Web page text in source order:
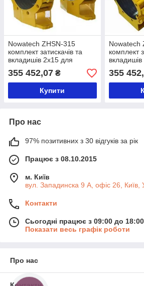
Nowatech ZHSN-315
комплект затискачів та
вкладишів 2x15 для
виготовлення відводів ДН
90-315 мм кут 0-45°
355 452,07 ₴
Купити
Nowatech
комплект
ДН 90-315
355
Про нас
97% позитивних з 30 відгуків за рік
Працює з 08.10.2015
м. Київ
вул. Западинска 9 А, офіс 26, Київ,
Контакти
Сьогодні працює з 09:00 до 18:00
Показати весь графік роботи
Про нас